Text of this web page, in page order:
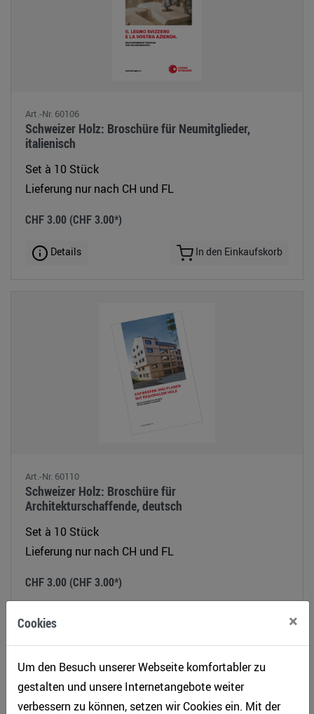
Cookies ×
Um den Besuch unserer Webseite komfortabler zu
gestalten und unsere Internetangebote weiter
verbessern zu können, setzen wir Cookies ein. Mit der
Art.-Nr. 60106
Schweizer Holz: Broschüre für Neumitglieder,
italienisch
Set à 10 Stück
Lieferung nur nach CH und FL
CHF 3.00 (CHF 3.00*)
Details In den Einkaufskorb
Art.-Nr. 60110
Schweizer Holz: Broschüre für
Architekturschaffende, deutsch
Set à 10 Stück
Lieferung nur nach CH und FL
CHF 3.00 (CHF 3.00*)